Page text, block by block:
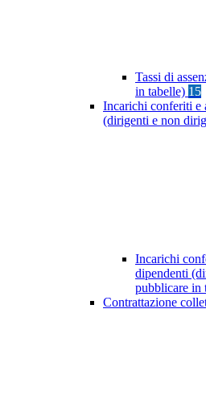
Tassi di
in tabelle) 15
Incarichi conferiti e
(dirigenti e non
Incarichi
dipendenti
pubblicare in
Contrattazione